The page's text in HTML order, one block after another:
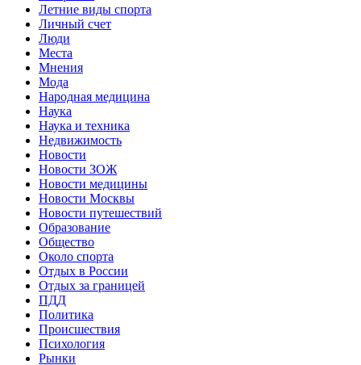
Летние виды спорта
Личный счет
Люди
Места
Мнения
Мода
Народная медицина
Наука
Наука и техника
Недвижимость
Новости
Новости ЗОЖ
Новости медицины
Новости Москвы
Новости путешествий
Образование
Общество
Около спорта
Отдых в России
Отдых за границей
ПДД
Политика
Происшествия
Психология
Рынки